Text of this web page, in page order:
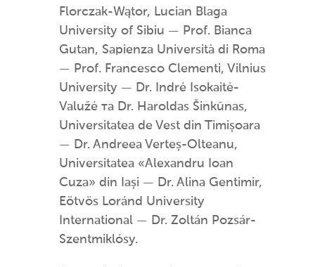
Florczak-Wątor, Lucian Blaga
University of Sibiu — Prof. Bianca
Gutan, Sapienza Università di Roma
— Prof. Francesco Clementi, Vilnius
University — Dr. Indrė Isokaitė-
Valužė та Dr. Haroldas Šinkūnas,
Universitatea de Vest din Timișoara
— Dr. Andreea Verteș-Olteanu,
Universitatea «Alexandru Ioan
Cuza» din Iași — Dr. Alina Gentimir,
Eötvös Loránd University
International — Dr. Zoltán Pozsár-
Szentmiklósy.